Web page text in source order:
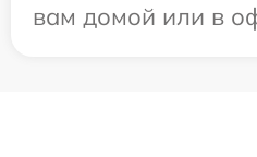
вам домой или в